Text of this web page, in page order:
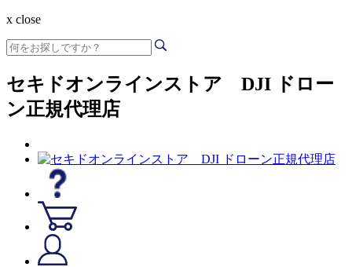
x close
セキドオンラインストア DJI ドロー
ン正規代理店